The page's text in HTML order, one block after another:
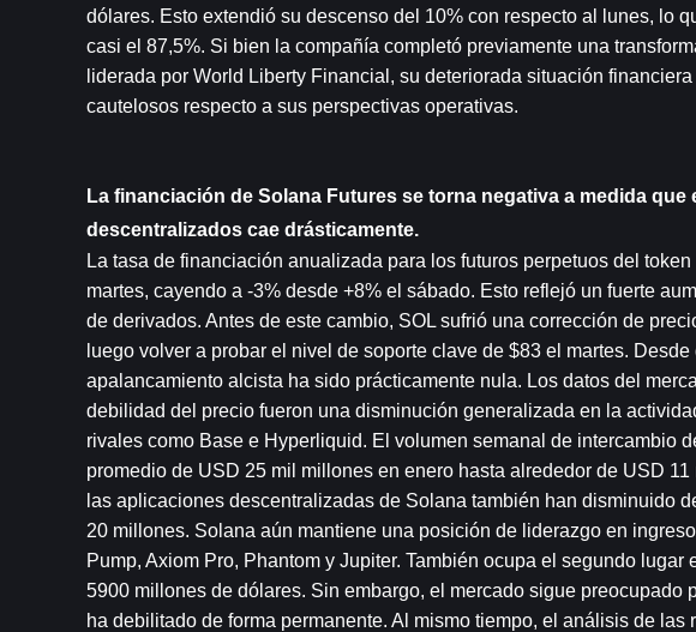
dólares. Esto extendió su descenso del 10% con respecto al lunes, lo
casi el 87,5%. Si bien la compañía completó previamente una
liderada por World Liberty Financial, su deteriorada situación
cautelosos respecto a sus perspectivas operativas.
La financiación de Solana Futures se torna negativa a medida
descentralizados cae drásticamente.
La tasa de financiación anualizada para los futuros perpetuos del
martes, cayendo a -3% desde +8% el sábado. Esto reflejó un fuerte
de derivados. Antes de este cambio, SOL sufrió una corrección de
luego volver a probar el nivel de soporte clave de $83 el martes.
apalancamiento alcista ha sido prácticamente nula. Los datos del
debilidad del precio fueron una disminución generalizada en la
rivales como Base e Hyperliquid. El volumen semanal de intercambio
promedio de USD 25 mil millones en enero hasta alrededor de USD
las aplicaciones descentralizadas de Solana también han disminuido
20 millones. Solana aún mantiene una posición de liderazgo en
Pump, Axiom Pro, Phantom y Jupiter. También ocupa el segundo
5900 millones de dólares. Sin embargo, el mercado sigue
ha debilitado de forma permanente. Al mismo tiempo, el análisis de